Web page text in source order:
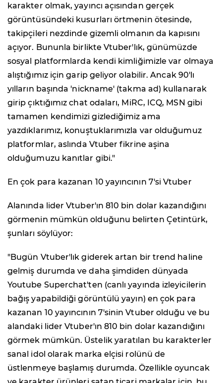
karakter olmak, yayıncı açısından gerçek
görüntüsündeki kusurları örtmenin ötesinde,
takipçileri nezdinde gizemli olmanın da kapısını
açıyor. Bununla birlikte Vtuber'lık, günümüzde
sosyal platformlarda kendi kimliğimizle var olmaya
alıştığımız için garip geliyor olabilir. Ancak 90'lı
yılların başında 'nickname' (takma ad) kullanarak
girip çıktığımız chat odaları, MiRC, ICQ, MSN gibi
tamamen kendimizi gizlediğimiz ama
yazdıklarımız, konuştuklarımızla var olduğumuz
platformlar, aslında Vtuber fikrine aşina
olduğumuzu kanıtlar gibi."
En çok para kazanan 10 yayıncının 7'si Vtuber
Alanında lider Vtuber'ın 810 bin dolar kazandığını
görmenin mümkün olduğunu belirten Çetintürk,
şunları söylüyor:
"Bugün Vtuber'lık giderek artan bir trend haline
gelmiş durumda ve daha şimdiden dünyada
Youtube Superchat'ten (canlı yayında izleyicilerin
bağış yapabildiği görüntülü yayın) en çok para
kazanan 10 yayıncının 7'sinin Vtuber olduğu ve bu
alandaki lider Vtuber'ın 810 bin dolar kazandığını
görmek mümkün. Üstelik yaratılan bu karakterler
sanal idol olarak marka elçisi rolünü de
üstlenmeye başlamış durumda. Özellikle oyuncak